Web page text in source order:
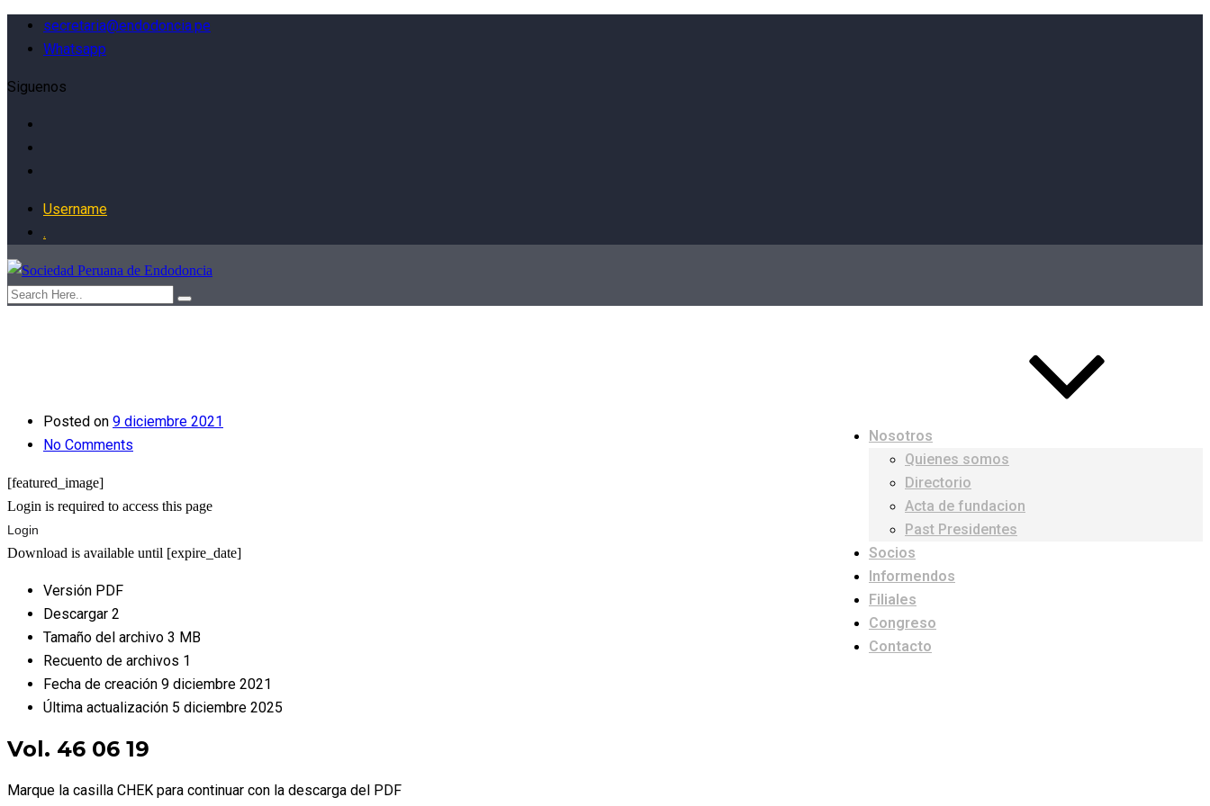
secretaria@endodoncia.pe
Whatsapp
Siguenos
Username
.
Nosotros
Quienes somos
Directorio
Acta de fundacion
Past Presidentes
Socios
Informendos
Filiales
Congreso
Contacto
Posted on 9 diciembre 2021
No Comments
[featured_image]
Login is required to access this page
Login
Download is available until [expire_date]
Versión PDF
Descargar 2
Tamaño del archivo 3 MB
Recuento de archivos 1
Fecha de creación 9 diciembre 2021
Última actualización 5 diciembre 2025
Vol. 46 06 19
Marque la casilla CHEK para continuar con la descarga del PDF